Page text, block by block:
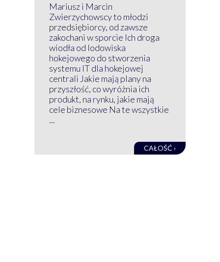
Mariusz i Marcin
Zwierzychowscy to młodzi
przedsiębiorcy, od zawsze
zakochani w sporcie Ich droga
wiodła od lodowiska
hokejowego do stworzenia
systemu IT dla hokejowej
centrali Jakie mają plany na
przyszłość, co wyróżnia ich
produkt, na rynku, jakie mają
cele biznesowe Na te wszystkie
...
CAŁOŚĆ ›